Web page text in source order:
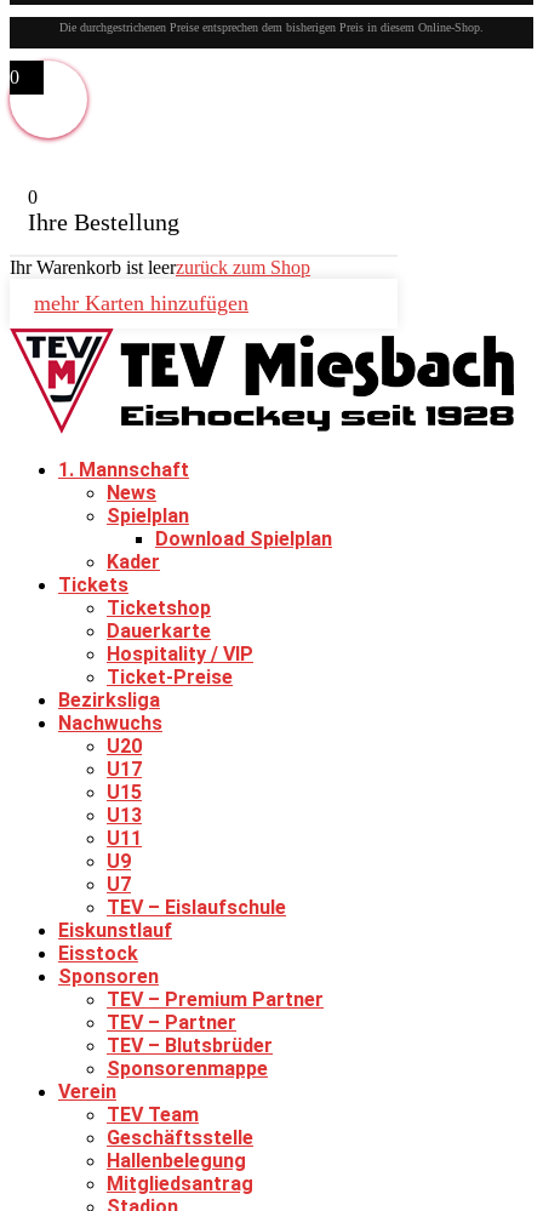
Die durchgestrichenen Preise entsprechen dem bisherigen Preis in diesem Online-Shop.
0
0
Ihre Bestellung
Ihr Warenkorb ist leerzurück zum Shop
mehr Karten hinzufügen
1. Mannschaft
News
Spielplan
Download Spielplan
Kader
Tickets
Ticketshop
Dauerkarte
Hospitality / VIP
Ticket-Preise
Bezirksliga
Nachwuchs
U20
U17
U15
U13
U11
U9
U7
TEV – Eislaufschule
Eiskunstlauf
Eisstock
Sponsoren
TEV – Premium Partner
TEV – Partner
TEV – Blutsbrüder
Sponsorenmappe
Verein
TEV Team
Geschäftsstelle
Hallenbelegung
Mitgliedsantrag